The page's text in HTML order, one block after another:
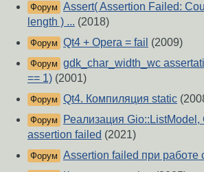
Форум Assert( Assertion Failed:
length ) ... (2018)
Форум Qt4 + Opera = fail (2009)
Форум gdk_char_width_wc
== 1) (2001)
Форум Qt4. Компиляция static
Форум
Реализация
assertion failed (2021)
Форум Assertion failed при работе